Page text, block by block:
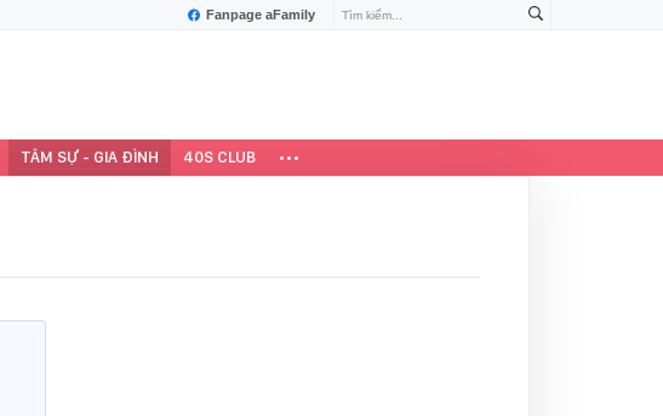
Fanpage aFamily
TÂM SỰ - GIA ĐÌNH 40S CLUB